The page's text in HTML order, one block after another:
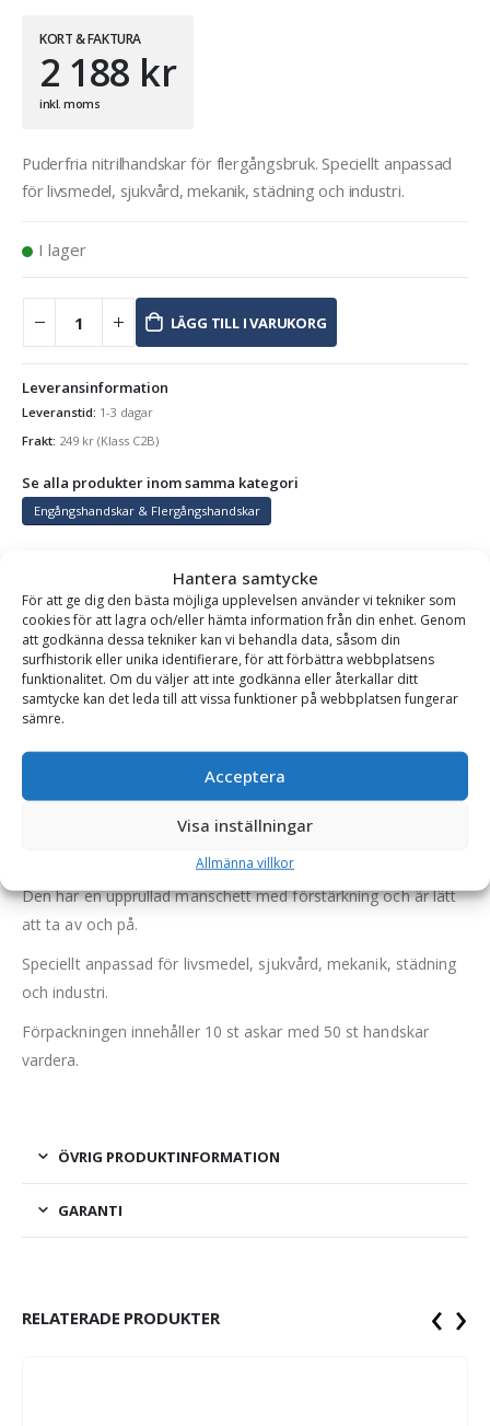
Hantera samtycke
För att ge dig den bästa möjliga upplevelsen använder vi tekniker som
cookies för att lagra och/eller hämta information från din enhet. Genom
att godkänna dessa tekniker kan vi behandla data, såsom din
surfhistorik eller unika identifierare, för att förbättra webbplatsens
funktionalitet. Om du väljer att inte godkänna eller återkallar ditt
samtycke kan det leda till att vissa funktioner på webbplatsen fungerar
sämre.
Acceptera
Visa inställningar
Allmänna villkor
KORT & FAKTURA
2 188 kr
inkl. moms
Puderfria nitrilhandskar för flergångsbruk. Speciellt anpassad
för livsmedel, sjukvård, mekanik, städning och industri.
I lager
LÄGG TILL I VARUKORG
Leveransinformation
Leveranstid: 1-3 dagar
Frakt: 249 kr (Klass C2B)
Se alla produkter inom samma kategori
Engångshandskar & Flergångshandskar
BESKRIVNING
Flergångshandske nitril – 8,5 g, storlek XL, antal 500 st,
orange
Dessa handskar är mycket tunna, så känsligheten är högre
våt eller torr. Flergångshandskarna är även ytbehandlade med
klor för att förhindra att handskarna fastnar med varandra.
Den har en upprullad manschett med förstärkning och är lätt
att ta av och på.
Speciellt anpassad för livsmedel, sjukvård, mekanik, städning
och industri.
Förpackningen innehåller 10 st askar med 50 st handskar
vardera.
ÖVRIG PRODUKTINFORMATION
GARANTI
RELATERADE PRODUKTER ‹ ›